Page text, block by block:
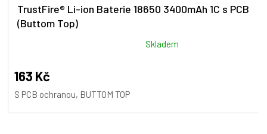
TrustFire® Li-ion Baterie 18650 3400mAh 1C s PCB
(Buttom Top)
produktu
je
5,0
Skladem
163 Kč
S PCB ochranou, BUTTOM TOP